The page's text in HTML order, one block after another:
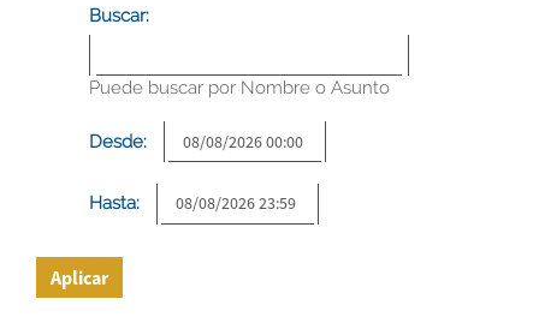
Buscar:
Puede buscar por Nombre o Asunto
Desde:
Hasta:
Aplicar